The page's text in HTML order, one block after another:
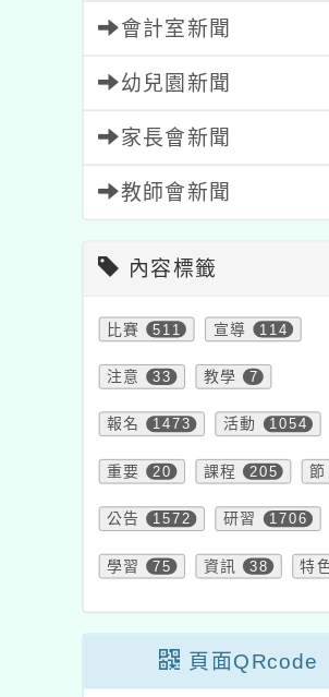
會計室新聞
幼兒園新聞
家長會新聞
教師會新聞
內容標籤
比賽 511 宣導 114
注意 33 教學 7
報名 1473 活動 1054
重要 20 課程 205 節
公告 1572 研習 1706
學習 75 資訊 38 特
頁面QRcode